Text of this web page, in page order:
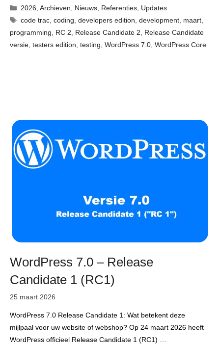
Categorieën
2026 ,Archieven Nieuws Referenties Updates
Tags
code trac ,coding ,developers edition ,development maart
programming
RC 2 Release Candidate 2
Release Candidate
versie testers edition testing WordPress 7.0 WordPress Core
WordPress 7.0 – Release
Candidate 1 (RC1)
25 maart 2026
WordPress 7.0 Release Candidate 1: Wat betekent deze
mijlpaal voor uw website of webshop? Op 24 maart 2026 heeft
WordPress officieel Release Candidate 1 (RC1) …